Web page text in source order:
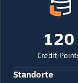
120
Credit-
Standorte